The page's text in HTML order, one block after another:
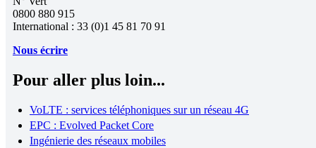
0800 880 915
International : 33 (0)1 45 81 70 91
Nous écrire
Pour aller plus loin...
VoLTE : services téléphoniques sur un réseau 4G
EPC : Evolved Packet Core
Ingénierie des réseaux mobiles